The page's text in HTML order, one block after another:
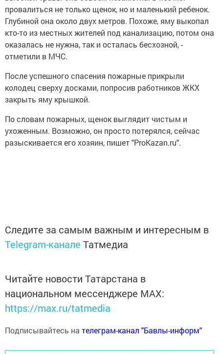
провалиться не только щенок, но и маленький ребенок.
Глубиной она около двух метров. Похоже, яму выкопал
кто-то из местных жителей под канализацию, потом она
оказалась не нужна, так и осталась бесхозной, -
отметили в МЧС.
После успешного спасения пожарные прикрыли
колодец сверху досками, попросив работников ЖКХ
закрыть яму крышкой.
По словам пожарных, щенок выглядит чистым и
ухоженным. Возможно, он просто потерялся, сейчас
разыскивается его хозяин, пишет "ProKazan.ru".
Следите за самым важным и интересным в
Telegram-канале Татмедиа
Читайте новости Татарстана в
национальном мессенджере MАХ:
https://max.ru/tatmedia
Подписывайтесь на телеграм-канал "Бавлы-информ"